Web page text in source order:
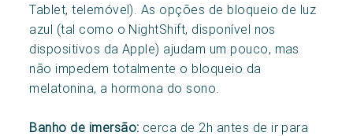
Tablet, telemóvel). As opções de bloqueio de luz
azul (tal como o NightShift, disponível nos
dispositivos da Apple) ajudam um pouco, mas
não impedem totalmente o bloqueio da
melatonina, a hormona do sono.
Banho de imersão: cerca de 2h antes de ir para